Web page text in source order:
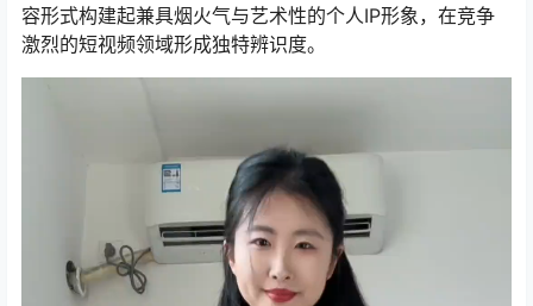
容形式构建起兼具烟火气与艺术性的个人IP形象，在竞争
激烈的短视频领域形成独特辨识度。